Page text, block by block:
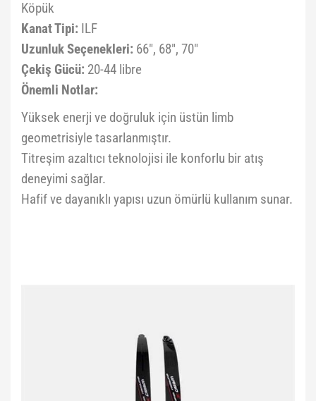
Köpük
Kanat Tipi: ILF
Uzunluk Seçenekleri: 66", 68", 70"
Çekiş Gücü: 20-44 libre
Önemli Notlar:
Yüksek enerji ve doğruluk için üstün limb
geometrisiyle tasarlanmıştır.
Titreşim azaltıcı teknolojisi ile konforlu bir atış
deneyimi sağlar.
Hafif ve dayanıklı yapısı uzun ömürlü kullanım sunar.